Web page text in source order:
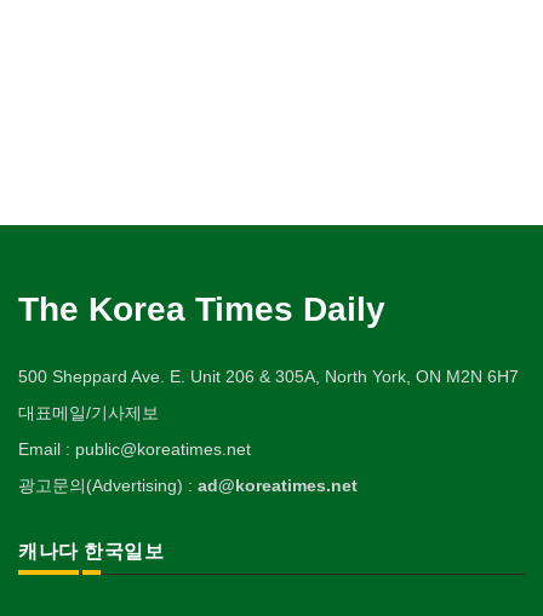
The Korea Times Daily
500 Sheppard Ave. E. Unit 206 & 305A, North York, ON M2N 6H7
대표메일/기사제보
Email : public@koreatimes.net
광고문의(Advertising) : ad@koreatimes.net
캐나다 한국일보